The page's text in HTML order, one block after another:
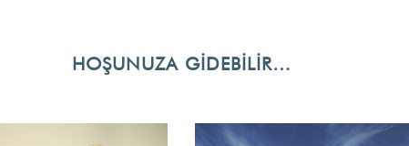
HOŞUNUZA GIDEBILIR…